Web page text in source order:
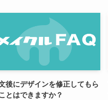
後にデザインを修正してもら
とはできますか？